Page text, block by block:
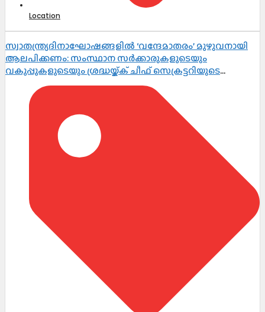
Location
സ്വാതന്ത്ര്യദിനാഘോഷങ്ങളിൽ ‘വന്ദേമാതരം’ മുഴുവനായി
ആലപിക്കണം: സംസ്ഥാന സർക്കാരുകളുടെയും
വകുപ്പുകളുടെയും ശ്രദ്ധയ്ക്ക് ചീഫ് സെക്രട്ടറിയുടെ
നിർദ്ദേശം